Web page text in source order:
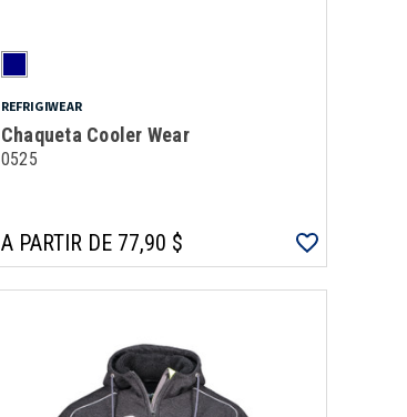
REFRIGIWEAR
Chaqueta Cooler Wear
0525
A PARTIR DE 77,90 $